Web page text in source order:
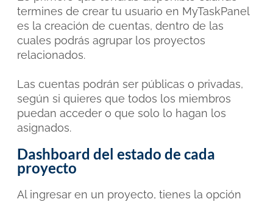
termines de crear tu usuario en MyTaskPanel
es la creación de cuentas, dentro de las
cuales podrás agrupar los proyectos
relacionados.
Las cuentas podrán ser públicas o privadas,
según si quieres que todos los miembros
puedan acceder o que solo lo hagan los
asignados.
Dashboard del estado de cada
proyecto
Al ingresar en un proyecto, tienes la opción